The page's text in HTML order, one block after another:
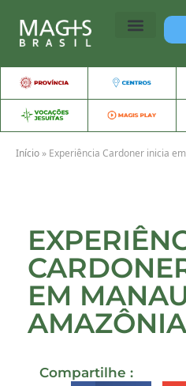
Início » Experiência Cardoner inicia
EM
AMAZÔNIA
Compartilhe :